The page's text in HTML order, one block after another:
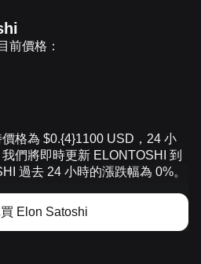
目前價格：
格為 $0.{​4}1100 USD，24 小
們將即時更新 ELONTOSHI 到
過去 24 小時的漲跌幅為 0%。
Elon Satoshi